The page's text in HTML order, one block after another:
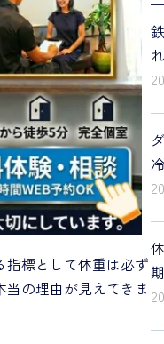
標として体重は必ず
の理由が見えてきま